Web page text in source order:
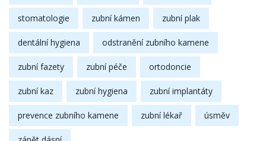
stomatologie zubní kámen zubní plak
dentální hygiena odstranění zubního kamene
zubní fazety zubní péče ortodoncie
zubní kaz zubní hygiena zubní implantáty
prevence zubního kamene zubní lékař úsměv